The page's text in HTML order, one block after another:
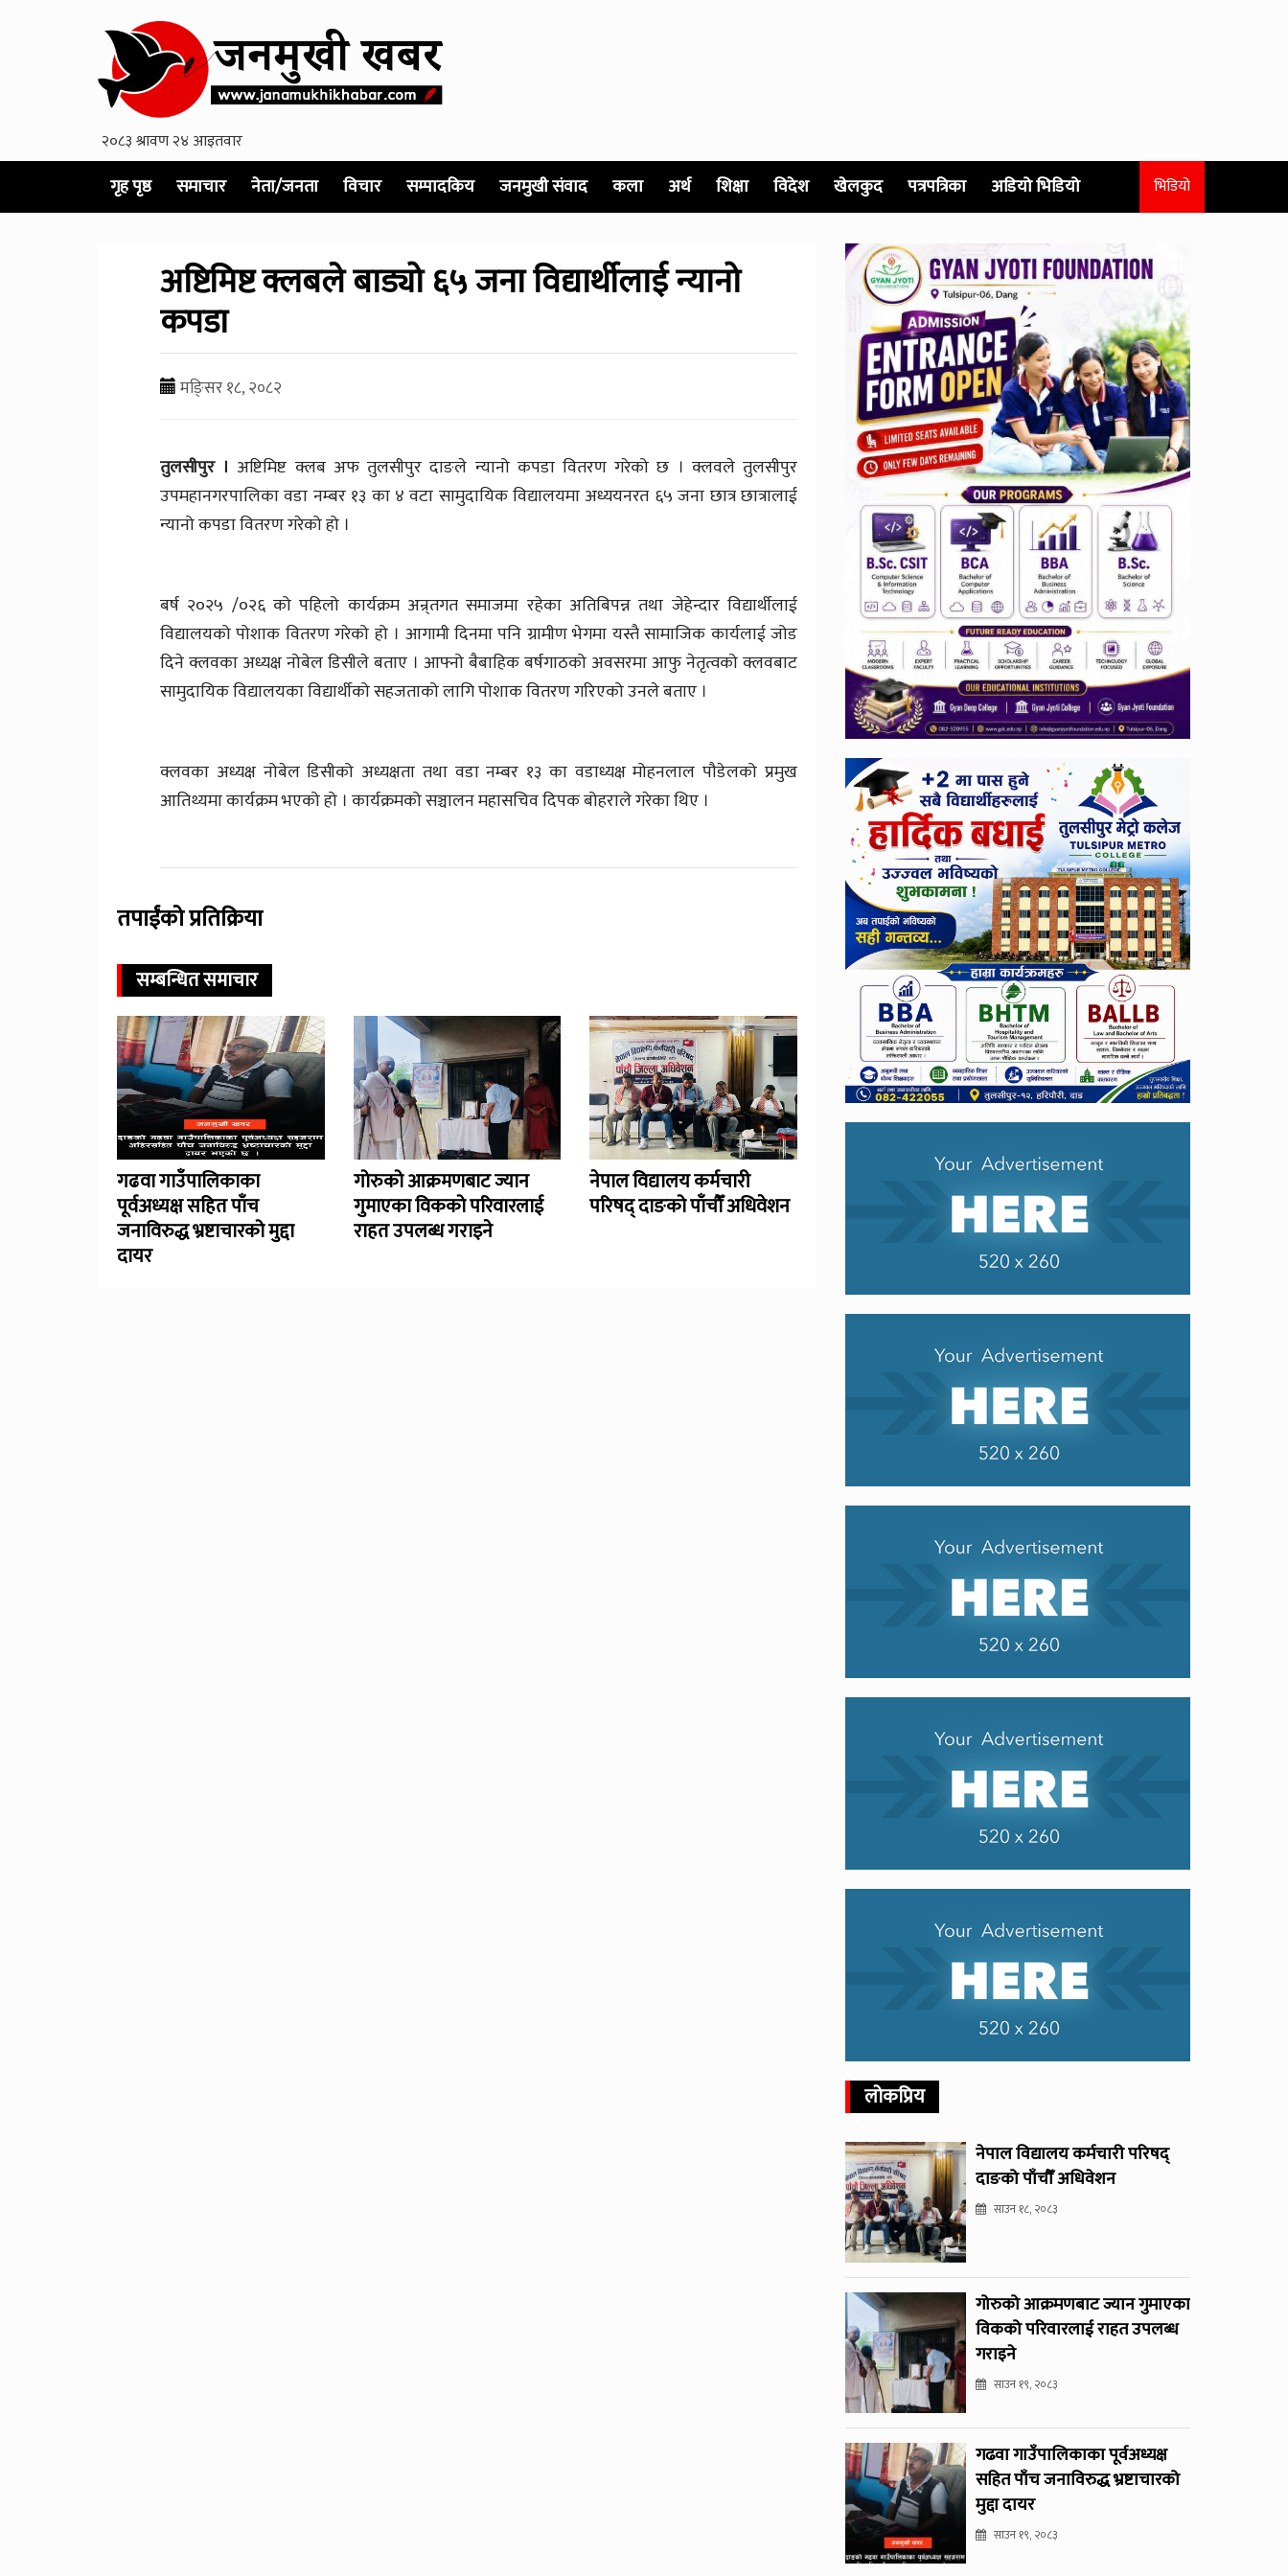
गृह पृष्ठ समाचार नेता/जनता विचार सम्पादकिय जनमुखी संवाद कला अर्थ शिक्षा विदेश खेलकुद पत्रपत्रिका अडियो भिडियो भिडियो
अष्टिमिष्ट क्लबले बाड्यो ६५ जना विद्यार्थीलाई न्यानो
कपडा
मङि्सर १८, २०८२
तुलसीपुर । अष्टिमिष्ट क्लब अफ तुलसीपुर दाङले न्यानो कपडा वितरण गरेको छ । क्लवले तुलसीपुर
उपमहानगरपालिका वडा नम्बर १३ का ४ वटा सामुदायिक विद्यालयमा अध्ययनरत ६५ जना छात्र छात्रालाई
न्यानो कपडा वितरण गरेको हो ।
बर्ष २०२५ /०२६ को पहिलो कार्यक्रम अन्र्तगत समाजमा रहेका अतिबिपन्न तथा जेहेन्दार विद्यार्थीलाई
विद्यालयको पोशाक वितरण गरेको हो । आगामी दिनमा पनि ग्रामीण भेगमा यस्तै सामाजिक कार्यलाई जोड
दिने क्लवका अध्यक्ष नोबेल डिसीले बताए । आफ्नो बैबाहिक बर्षगाठको अवसरमा आफु नेतृत्वको क्लवबाट
सामुदायिक विद्यालयका विद्यार्थीको सहजताको लागि पोशाक वितरण गरिएको उनले बताए ।
क्लवका अध्यक्ष नोबेल डिसीको अध्यक्षता तथा वडा नम्बर १३ का वडाध्यक्ष मोहनलाल पौडेलको प्रमुख
आतिथ्यमा कार्यक्रम भएको हो । कार्यक्रमको सञ्चालन महासचिव दिपक बोहराले गरेका थिए ।
तपाईंको प्रतिक्रिया
सम्बन्धित समाचार
गढवा गाउँपालिकाका
पूर्वअध्यक्ष सहित पाँच
जनाविरुद्ध भ्रष्टाचारको मुद्दा
दायर
गोरुको आक्रमणबाट ज्यान
गुमाएका विकको परिवारलाई
राहत उपलब्ध गराइने
नेपाल विद्यालय कर्मचारी
परिषद् दाङको पाँचौँ अधिवेशन
लोकप्रिय
नेपाल विद्यालय कर्मचारी परिषद्
दाङको पाँचौँ अधिवेशन
साउन १८, २०८३
गोरुको आक्रमणबाट ज्यान गुमाएका
विकको परिवारलाई राहत उपलब्ध
गराइने
साउन १९, २०८३
गढवा गाउँपालिकाका पूर्वअध्यक्ष
सहित पाँच जनाविरुद्ध भ्रष्टाचारको
मुद्दा दायर
साउन १९, २०८३